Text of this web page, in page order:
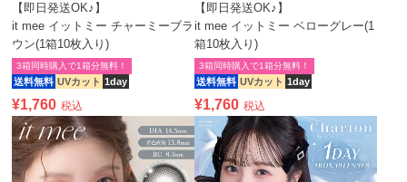
【即日発送OK♪】
it mee イットミー チャーミーブラ
ウン(1箱10枚入り)
送料無料 UVカット 1day
3箱同時購入で1箱分無料！
¥1,760 税込
【即日発送OK♪】
it mee イットミー ベローグレー(1
箱10枚入り)
送料無料 UVカット 1day
3箱同時購入で1箱分無料！
¥1,760 税込